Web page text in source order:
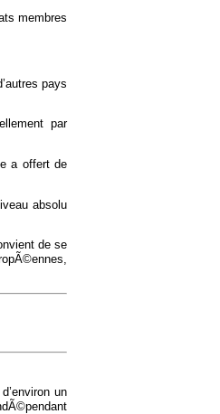
membres
pays
par
a offert de
absolu
de se
un